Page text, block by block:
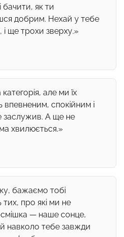
як ти
добрим. Нехай у тебе
ще трохи зверху.»
але ми їх
впевненим, спокійним і
заслужив. А ще не
хвилюється.»
бажаємо тобі
тих, про які ми не
— наше сонце,
навколо тебе завжди